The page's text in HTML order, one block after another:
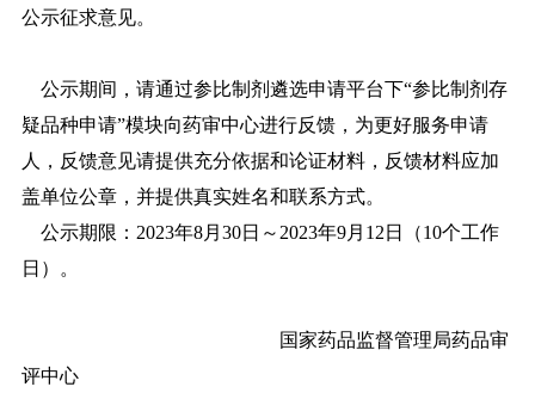
公示征求意见。
公示期间，请通过参比制剂遴选申请平台下“参比制剂存
疑品种申请”模块向药审中心进行反馈，为更好服务申请
人，反馈意见请提供充分依据和论证材料，反馈材料应加
盖单位公章，并提供真实姓名和联系方式。
公示期限：2023年8月30日～2023年9月12日（10个工作
日）。
国家药品监督管理局药品审
评中心